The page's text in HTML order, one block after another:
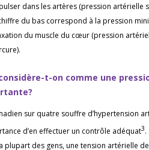
dans les artères (pression artérielle
du bas correspond à la pression
du muscle du cœur (pression
t-on comme une
sur quatre souffre d’hypertension
d’en effectuer un contrôle adéquat3.
plupart des gens, une tension artérielle